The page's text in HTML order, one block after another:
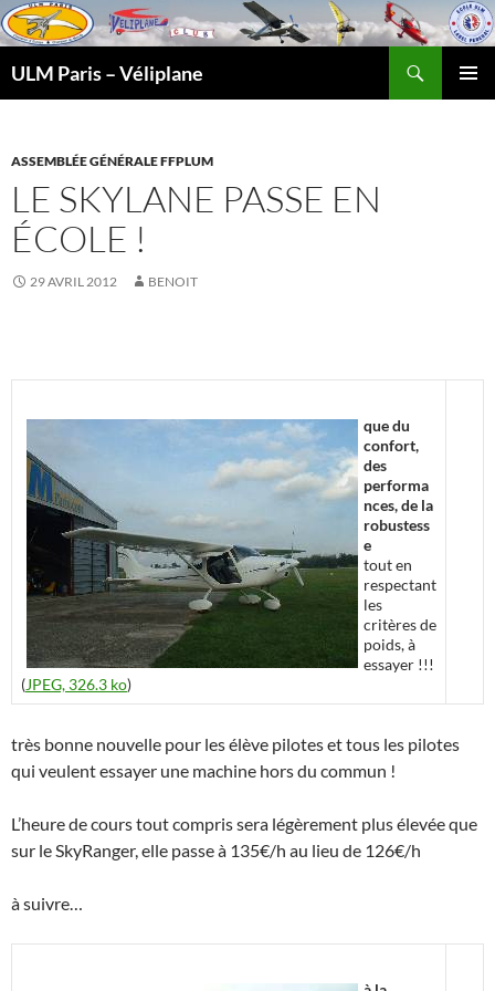
ULM Paris – Véliplane
ASSEMBLÉE GÉNÉRALE FFPLUM
LE SKYLANE PASSE EN
ÉCOLE !
29 AVRIL 2012 BENOIT
que du
confort,
des
performa
nces, de la
robustess
e
tout en
respectant
les
critères de
poids, à
essayer !!!
(JPEG, 326.3 ko)
très bonne nouvelle pour les élève pilotes et tous les pilotes
qui veulent essayer une machine hors du commun !
L’heure de cours tout compris sera légèrement plus élevée que
sur le SkyRanger, elle passe à 135€/h au lieu de 126€/h
à suivre…